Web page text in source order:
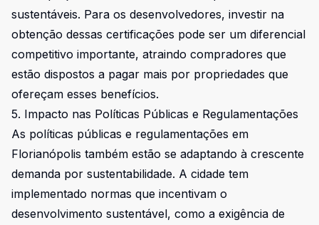
sustentáveis. Para os desenvolvedores, investir na
obtenção dessas certificações pode ser um diferencial
competitivo importante, atraindo compradores que
estão dispostos a pagar mais por propriedades que
ofereçam esses benefícios.
5. Impacto nas Políticas Públicas e Regulamentações
As políticas públicas e regulamentações em
Florianópolis também estão se adaptando à crescente
demanda por sustentabilidade. A cidade tem
implementado normas que incentivam o
desenvolvimento sustentável, como a exigência de